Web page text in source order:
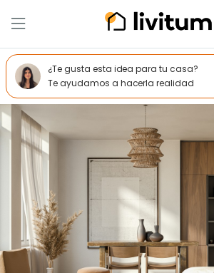
¿Te gusta esta idea para tu casa?
Te ayudamos a hacerla realidad